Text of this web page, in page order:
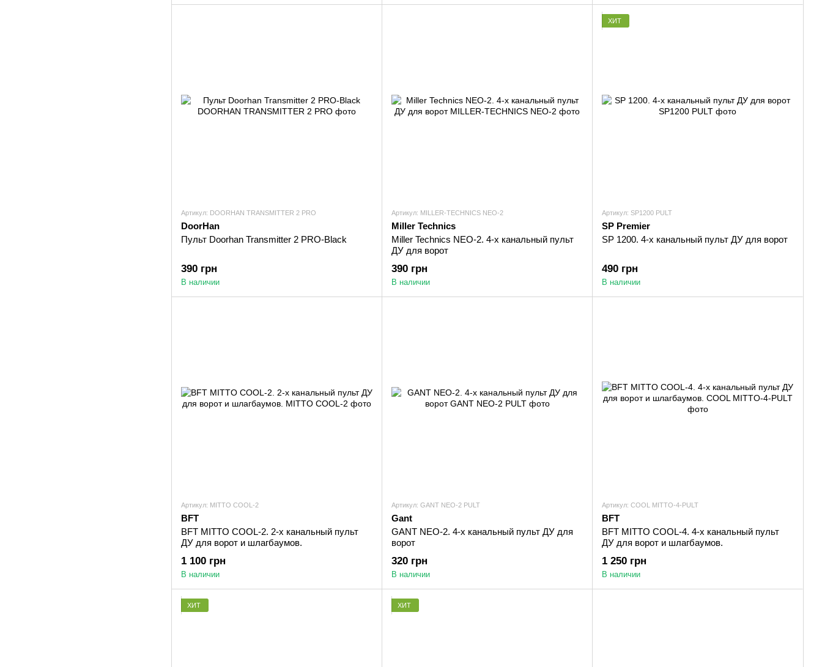
Артикул: DOORHAN TRANSMITTER 2 PRO
DoorHan
Пульт Doorhan Transmitter 2 PRO-Black
390 грн
В наличии
Артикул: MILLER-TECHNICS NEO-2
Miller Technics
Miller Technics NEO-2. 4-х канальный пульт
ДУ для ворот
390 грн
В наличии
ХИТ
Артикул: SP1200 PULT
SP Premier
SP 1200. 4-х канальный пульт ДУ для ворот
490 грн
В наличии
Артикул: MITTO COOL-2
BFT
BFT MITTO COOL-2. 2-х канальный пульт
ДУ для ворот и шлагбаумов.
1 100 грн
В наличии
Артикул: GANT NEO-2 PULT
Gant
GANT NEO-2. 4-х канальный пульт ДУ для
ворот
320 грн
В наличии
Артикул: COOL MITTO-4-PULT
BFT
BFT MITTO COOL-4. 4-х канальный пульт
ДУ для ворот и шлагбаумов.
1 250 грн
В наличии
ХИТ ХИТ